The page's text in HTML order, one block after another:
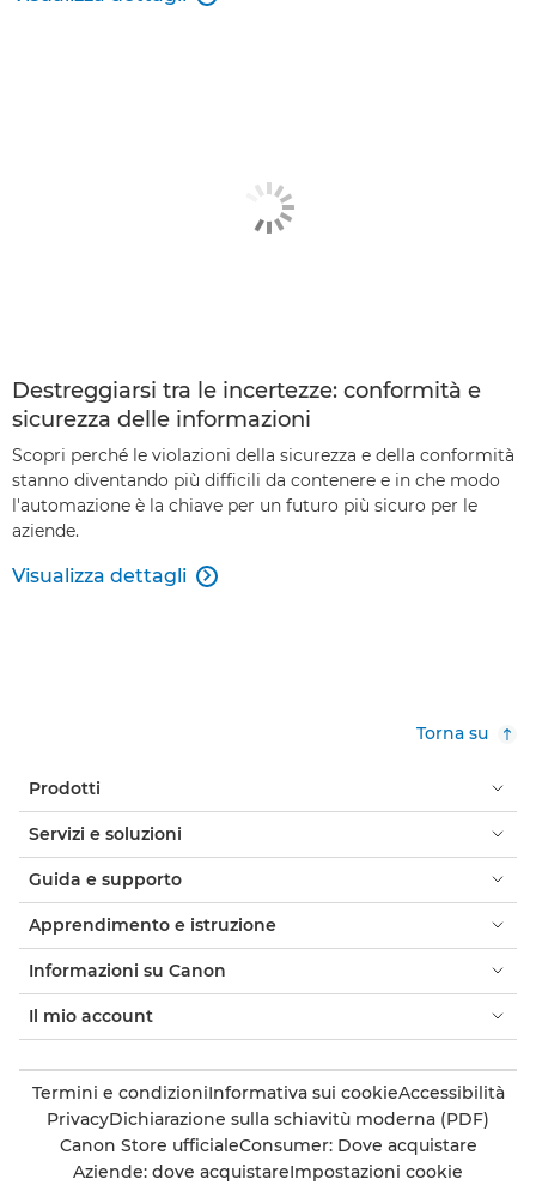
Destreggiarsi tra le incertezze: conformità e
sicurezza delle informazioni
Scopri perché le violazioni della sicurezza e della conformità
stanno diventando più difficili da contenere e in che modo
l'automazione è la chiave per un futuro più sicuro per le
aziende.
Visualizza dettagli 
Torna su
Prodotti
Servizi e soluzioni
Guida e supporto
Apprendimento e istruzione
Informazioni su Canon
Il mio account
Termini e condizioniInformativa sui cookieAccessibilità
PrivacyDichiarazione sulla schiavitù moderna (PDF)
Canon Store ufficialeConsumer: Dove acquistare
Aziende: dove acquistareImpostazioni cookie